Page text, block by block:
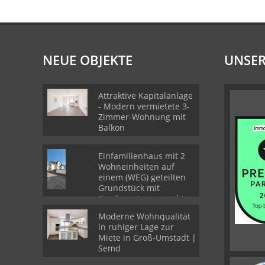
NEUE OBJEKTE
Attraktive Kapitalanlage
- Modern vermietete 3-
Zimmer-Wohnung mit
Balkon
Einfamilienhaus mit 2
Wohneinheiten auf
einem (WEG) geteilten
Grundstück mit
Sondernutzungsrechten
Moderne Wohnqualität
in ruhiger Lage zur
Miete in Groß-Umstadt |
Semd